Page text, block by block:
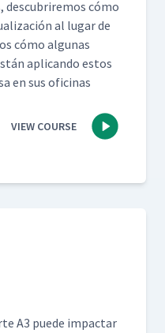
des­cubrire­mos cómo
al lugar de
cómo algu­nas
apli­can­do estos
en sus ofic­i­nas
VIEW COURSE
A3 puede impactar